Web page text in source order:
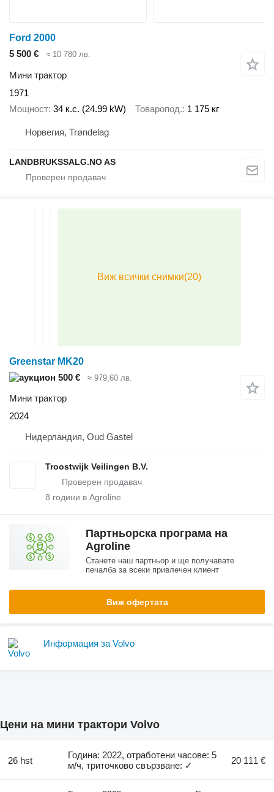
Ford 2000
5 500 €
≈ 10 780 лв.
Мини трактор
1971
Мощност 34 к.с. (24.99 kW) Товаропод. 1 175 кг
Норвегия, Trøndelag
LANDBRUKSSALG.NO AS
Greenstar MK20
500 €
≈ 979,60 лв.
Мини трактор
2024
Нидерландия, Oud Gastel
Troostwijk Veilingen B.V.
8 години в Agroline
Партньорска програма на
Agroline
Станете наш партньор и ще получавате
печалба за всеки привлечен клиент
Виж офертата
Информация за Volvo
Цени на мини трактори Volvo
26 hst
Година: 2022, отработени часове: 5
м/ч, триточково свързване: ✓
20 111 €